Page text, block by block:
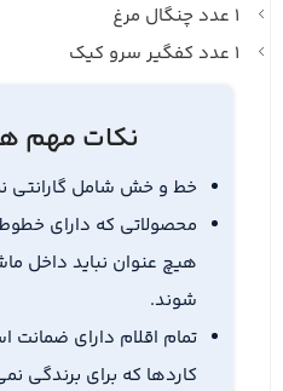
۱ عدد چنگال مرغ
۱ عدد کفگیر سرو کیک
نکات مهم
خط و خش شامل گارانتی
محصولاتی که دارای
هیچ عنوان نباید داخل
شوند.
تمام اقلام دارای ضمانت
کاردها که برای برندگی